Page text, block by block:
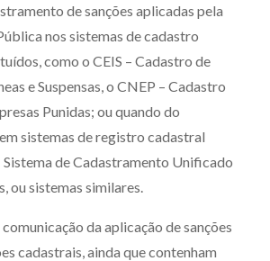
de sanções aplicadas pela
nos sistemas de cadastro
como o CEIS – Cadastro de
e Suspensas, o CNEP – Cadastro
Punidas; ou quando do
sistemas de registro cadastral
Sistema de Cadastramento Unificado
ou sistemas similares.
da aplicação de sanções
cadastrais, ainda que contenham